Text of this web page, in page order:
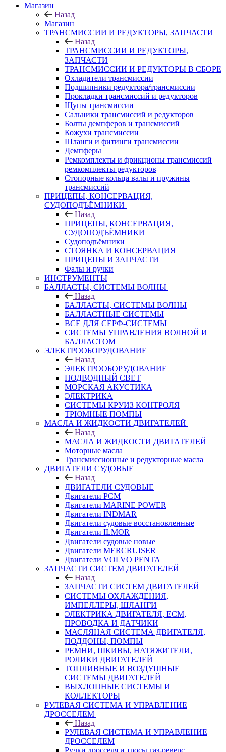
Магазин
Назад
Магазин
ТРАНСМИССИИ И РЕДУКТОРЫ, ЗАПЧАСТИ
Назад
ТРАНСМИССИИ И РЕДУКТОРЫ,
ЗАПЧАСТИ
ТРАНСМИССИИ И РЕДУКТОРЫ В СБОРЕ
Охладители трансмиссии
Подшипники редуктора/трансмиссии
Прокладки трансмиссий и редукторов
Щупы трансмиссии
Сальники трансмиссий и редукторов
Болты демпферов и трансмиссий
Кожухи трансмиссии
Шланги и фитинги трансмиссии
Демпферы
Ремкомплекты и фрикционы трансмиссий
ремкомплекты редукторов
Стопорные кольца валы и пружины
трансмиссий
ПРИЦЕПЫ, КОНСЕРВАЦИЯ,
СУДОПОДЪЁМНИКИ
Назад
ПРИЦЕПЫ, КОНСЕРВАЦИЯ,
СУДОПОДЪЁМНИКИ
Судоподъёмники
СТОЯНКА И КОНСЕРВАЦИЯ
ПРИЦЕПЫ И ЗАПЧАСТИ
Фалы и ручки
ИНСТРУМЕНТЫ
БАЛЛАСТЫ, СИСТЕМЫ ВОЛНЫ
Назад
БАЛЛАСТЫ, СИСТЕМЫ ВОЛНЫ
БАЛЛАСТНЫЕ СИСТЕМЫ
ВСЕ ДЛЯ СЕРФ-СИСТЕМЫ
СИСТЕМЫ УПРАВЛЕНИЯ ВОЛНОЙ И
БАЛЛАСТОМ
ЭЛЕКТРООБОРУДОВАНИЕ
Назад
ЭЛЕКТРООБОРУДОВАНИЕ
ПОДВОДНЫЙ СВЕТ
МОРСКАЯ АКУСТИКА
ЭЛЕКТРИКА
СИСТЕМЫ КРУИЗ КОНТРОЛЯ
ТРЮМНЫЕ ПОМПЫ
МАСЛА И ЖИДКОСТИ ДВИГАТЕЛЕЙ
Назад
МАСЛА И ЖИДКОСТИ ДВИГАТЕЛЕЙ
Моторные масла
Трансмиссионные и редукторные масла
ДВИГАТЕЛИ СУДОВЫЕ
Назад
ДВИГАТЕЛИ СУДОВЫЕ
Двигатели PCM
Двигатели MARINE POWER
Двигатели INDMAR
Двигатели судовые восстановленные
Двигатели ILMOR
Двигатели судовые новые
Двигатели MERCRUISER
Двигатели VOLVO PENTA
ЗАПЧАСТИ СИСТЕМ ДВИГАТЕЛЕЙ
Назад
ЗАПЧАСТИ СИСТЕМ ДВИГАТЕЛЕЙ
СИСТЕМЫ ОХЛАЖДЕНИЯ,
ИМПЕЛЛЕРЫ, ШЛАНГИ
ЭЛЕКТРИКА ДВИГАТЕЛЯ, ECM,
ПРОВОДКА И ДАТЧИКИ
МАСЛЯНАЯ СИСТЕМА ДВИГАТЕЛЯ,
ПОДДОНЫ, ПОМПЫ
РЕМНИ, ШКИВЫ, НАТЯЖИТЕЛИ,
РОЛИКИ ДВИГАТЕЛЕЙ
ТОПЛИВНЫЕ И ВОЗДУШНЫЕ
СИСТЕМЫ ДВИГАТЕЛЕЙ
ВЫХЛОПНЫЕ СИСТЕМЫ И
КОЛЛЕКТОРЫ
РУЛЕВАЯ СИСТЕМА И УПРАВЛЕНИЕ
ДРОССЕЛЕМ
Назад
РУЛЕВАЯ СИСТЕМА И УПРАВЛЕНИЕ
ДРОССЕЛЕМ
Ручки дросселя и тросы газ-реверс